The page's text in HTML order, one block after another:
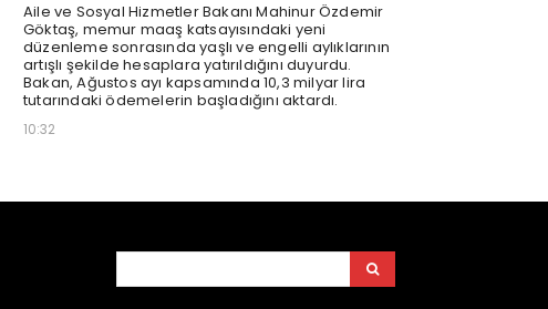
Aile ve Sosyal Hizmetler Bakanı Mahinur Özdemir
Göktaş, memur maaş katsayısındaki yeni
düzenleme sonrasında yaşlı ve engelli aylıklarının
artışlı şekilde hesaplara yatırıldığını duyurdu.
Bakan, Ağustos ayı kapsamında 10,3 milyar lira
tutarındaki ödemelerin başladığını aktardı.
10:32